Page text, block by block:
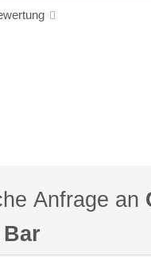
Anfrage an